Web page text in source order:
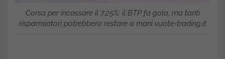
Corsa per incassare il 7,25%: il BTP fa gola, ma tanti
risparmiatori potrebbero restare a mani vuote-trading.it